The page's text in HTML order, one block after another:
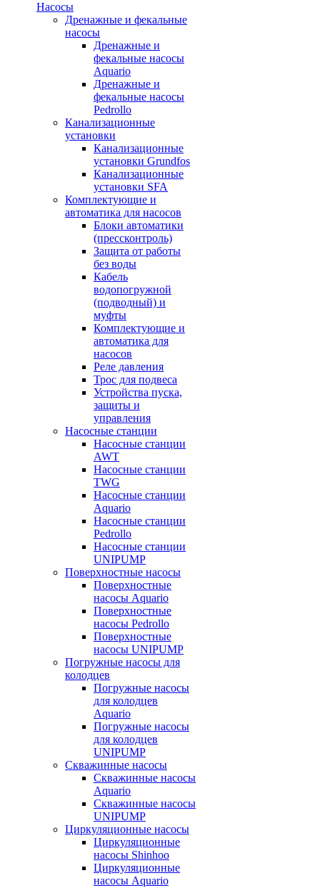
Насосы
Дренажные и фекальные
насосы
Дренажные и
фекальные насосы
Aquario
Дренажные и
фекальные насосы
Pedrollo
Канализационные
установки
Канализационные
установки Grundfos
Канализационные
установки SFA
Комплектующие и
автоматика для насосов
Блоки автоматики
(прессконтроль)
Защита от работы
без воды
Кабель
водопогружной
(подводный) и
муфты
Комплектующие и
автоматика для
насосов
Реле давления
Трос для подвеса
Устройства пуска,
защиты и
управления
Насосные станции
Насосные станции
AWT
Насосные станции
TWG
Насосные станции
Aquario
Насосные станции
Pedrollo
Насосные станции
UNIPUMP
Поверхностные насосы
Поверхностные
насосы Aquario
Поверхностные
насосы Pedrollo
Поверхностные
насосы UNIPUMP
Погружные насосы для
колодцев
Погружные насосы
для колодцев
Aquario
Погружные насосы
для колодцев
UNIPUMP
Скважинные насосы
Скважинные насосы
Aquario
Скважинные насосы
UNIPUMP
Циркуляционные насосы
Циркуляционные
насосы Shinhoo
Циркуляционные
насосы Aquario